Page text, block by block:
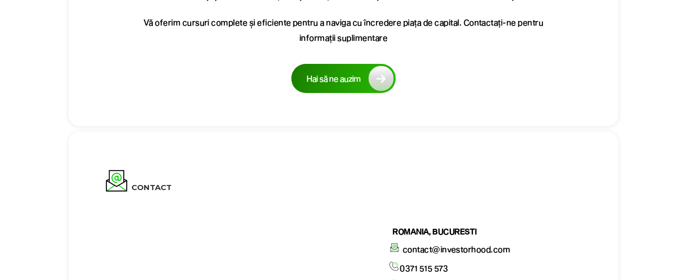
Vă oferim cursuri complete și eficiente pentru a naviga cu încredere piața de capital. Contactați-ne pentru
informații suplimentare
Hai să ne auzim
CONTACT
ROMANIA, BUCURESTI
contact@investorhood.com
0371 515 573